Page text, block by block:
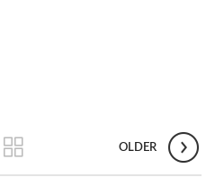
OLDER